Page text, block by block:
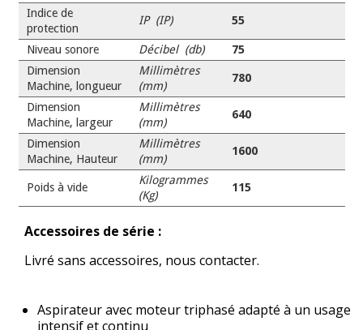
Indice de
protection
IP (IP) 55
Niveau sonore Décibel (db)
75
Dimension
Machine, longueur
Millimètres
(mm)
780
Dimension
Machine, largeur
Millimètres
(mm)
640
Dimension
Machine, Hauteur
Millimètres
(mm)
1600
Poids à vide
Kilogrammes
(Kg)
115
Accessoires de série :
Livré sans accessoires, nous contacter.
Aspirateur avec moteur triphasé adapté à un usage
intensif et continu